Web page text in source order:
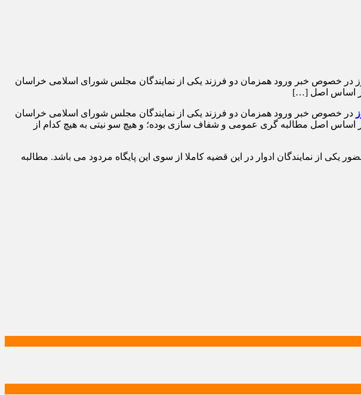
در خصوص خبر ورود همزمان دو فرزند یکی از نمایندگان مجلس شورای اسلامی خراسان
بر اساس اصل […]
در خصوص خبر ورود همزمان دو فرزند یکی از نمایندگان مجلس شورای اسلامی خراسان
اساس اصل مطالبه گری عمومی و شفاف سازی بوده؛ و هیچ‌ سو نیتی به هیچ کدام از
یکی از نمایندگان ادوار در این قضیه کاملا از سوی این پایگاه مردود می باشد. مطالبه